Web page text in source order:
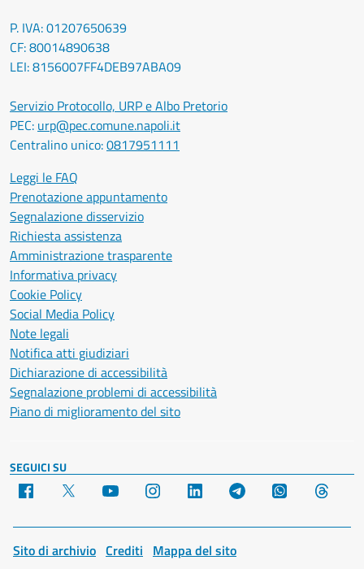
P. IVA: 01207650639
CF: 80014890638
LEI: 8156007FF4DEB97ABA09
Servizio Protocollo, URP e Albo Pretorio
PEC: urp@pec.comune.napoli.it
Centralino unico:0817951111
Leggi le FAQ
Prenotazione appuntamento
Segnalazione disservizio
Richiesta assistenza
Amministrazione trasparente
Informativa privacy
Cookie Policy
Social Media Policy
Note legali
Notifica atti giudiziari
Dichiarazione di accessibilità
Segnalazione problemi di accessibilità
Piano di miglioramento del sito
SEGUICI SU
Facebook YouTube Instagram LinkedIn Telegram WhatsApp
Sito di archivio Crediti Mappa del sito